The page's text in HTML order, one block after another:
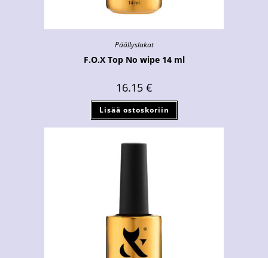
Päällyslakat
F.O.X Top No wipe 14 ml
16.15 €
Lisää ostoskoriin